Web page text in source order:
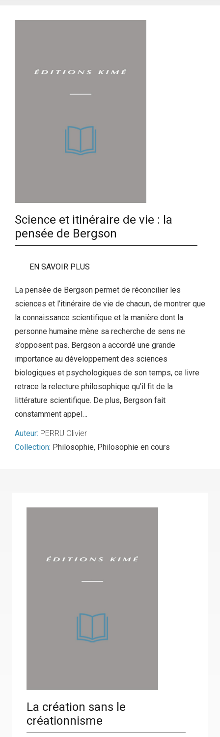
Science et itinéraire de vie : la
pensée de Bergson
EN SAVOIR PLUS
La pensée de Bergson permet de réconcilier les
sciences et l’itinéraire de vie de chacun, de montrer que
la connaissance scientifique et la manière dont la
personne humaine mène sa recherche de sens ne
s’opposent pas. Bergson a accordé une grande
importance au développement des sciences
biologiques et psychologiques de son temps, ce livre
retrace la relecture philosophique qu’il fit de la
littérature scientifique. De plus, Bergson fait
constamment appel…
Auteur: PERRU Olivier
Collection: Philosophie, Philosophie en cours
La création sans le
créationnisme